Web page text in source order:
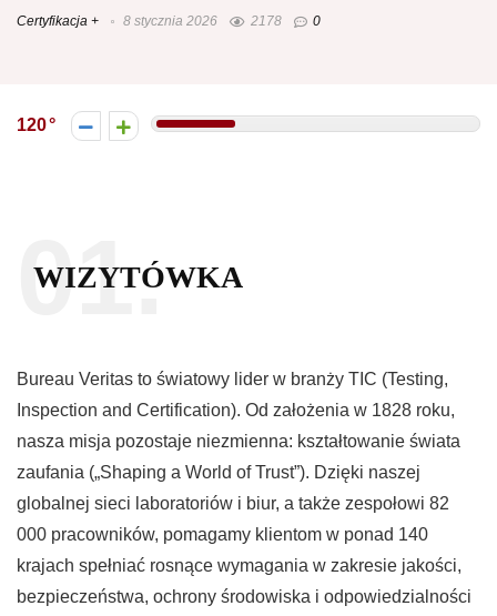
Certyfikacja + 8 stycznia 2026 2178 0
120
01.
WIZYTÓWKA
Bureau Veritas to światowy lider w branży TIC (Testing,
Inspection and Certification). Od założenia w 1828 roku,
nasza misja pozostaje niezmienna: kształtowanie świata
zaufania („Shaping a World of Trust”). Dzięki naszej
globalnej sieci laboratoriów i biur, a także zespołowi 82
000 pracowników, pomagamy klientom w ponad 140
krajach spełniać rosnące wymagania w zakresie jakości,
bezpieczeństwa, ochrony środowiska i odpowiedzialności